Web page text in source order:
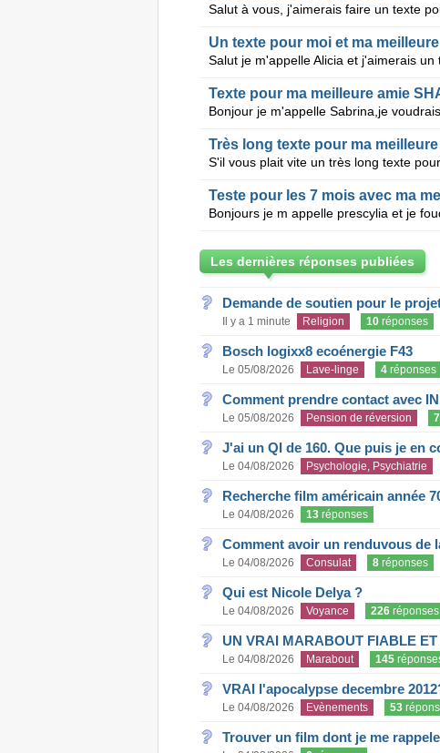
Texte pour ma meilleure amie
Très long texte pour ma
Teste pour les 7 mois avec ma
Les dernières réponses publiées
Demande de soutien pour le
Il y a 1 minute Religion 10réponses
Bosch logixx8 ecoénergie F43
Le 05/08/2026 Lave-linge 4réponses
Comment prendre contact avec
Le 05/08/2026 Pension de réversion
J'ai un QI de 160. Que puis je en
Le 04/08/2026 Psychologie, Psychiatrie
Recherche film américain année
Le 04/08/2026 13réponses
Comment avoir un renduvous de
Le 04/08/2026 Consulat 8réponses
Qui est Nicole Delya ?
Le 04/08/2026 Voyance 226réponses
UN VRAI MARABOUT FIABLE
Le 04/08/2026 Marabout 145
VRAI l'apocalypse decembre
Le 04/08/2026 Evènements 53
Trouver un film dont je me